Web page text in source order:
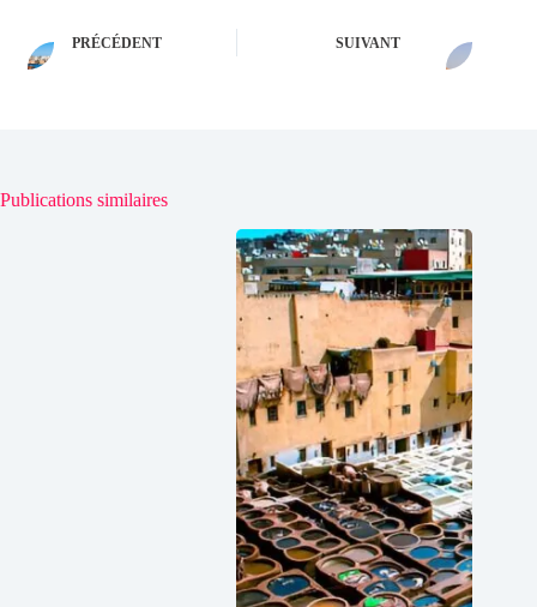
PRÉCÉDENT SUIVANT
Publications similaires